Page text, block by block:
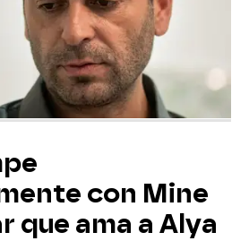
con Mine
que ama a Alya